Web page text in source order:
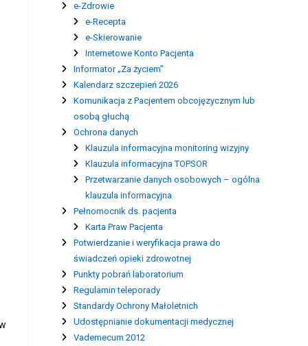
e-Zdrowie
e-Recepta
e-Skierowanie
Internetowe Konto Pacjenta
Informator „Za życiem”
Kalendarz szczepień 2026
Komunikacja z Pacjentem obcojęzycznym lub
osobą głuchą
Ochrona danych
Klauzula informacyjna monitoring wizyjny
Klauzula informacyjna TOPSOR
Przetwarzanie danych osobowych – ogólna
klauzula informacyjna
Pełnomocnik ds. pacjenta
Karta Praw Pacjenta
Potwierdzanie i weryfikacja prawa do
świadczeń opieki zdrowotnej
Punkty pobrań laboratorium
Regulamin teleporady
Standardy Ochrony Małoletnich
Udostępnianie dokumentacji medycznej
Vademecum 2012